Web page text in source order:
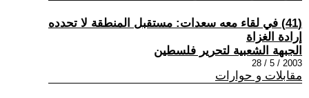
(41) في لقاء معه سعدات: مستقبل المنطقة لا تحدده
إرادة الغزاة
الجبهة الشعبية لتحرير فلسطين
2003 / 5 / 28
مقابلات و حوارات